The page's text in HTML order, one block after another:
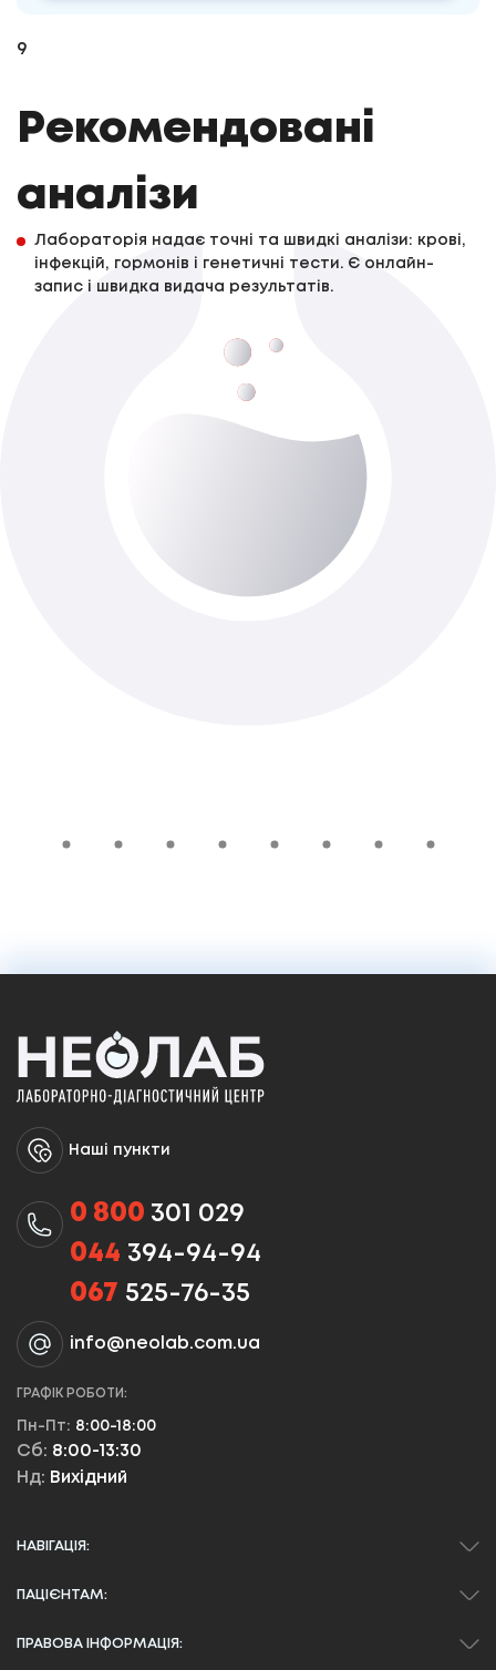
9
Рекомендовані
аналізи
Лабораторія надає точні та швидкі аналізи: крові,
інфекцій, гормонів і генетичні тести. Є онлайн-
запис і швидка видача результатів.
Аналіз калу на кишкові паразити (Parasep)
Доступно з виїздом додому
Наші пункти
0 800 301 029
044 394-94-94
067 525-76-35
info@neolab.com.ua
ГРАФІК РОБОТИ:
Пн-Пт: 8:00-18:00
Сб: 8:00-13:30
Нд: Вихідний
НАВІГАЦІЯ:
ПАЦІЄНТАМ:
ПРАВОВА ІНФОРМАЦІЯ: